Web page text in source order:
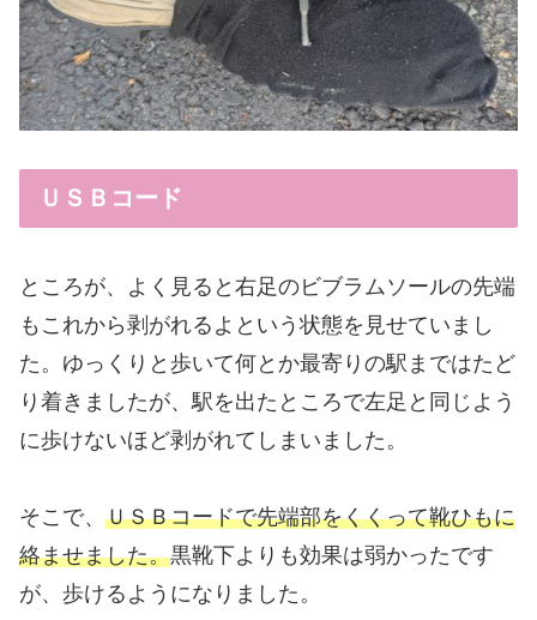
ＵＳＢコード
ところが、よく見ると右足のビブラムソールの先端
もこれから剥がれるよという状態を見せていまし
た。ゆっくりと歩いて何とか最寄りの駅まではたど
り着きましたが、駅を出たところで左足と同じよう
に歩けないほど剥がれてしまいました。
そこで、 ＵＳＢコードで先端部をくくって靴ひもに
絡ませました。黒靴下よりも効果は弱かったです
が、歩けるようになりました。